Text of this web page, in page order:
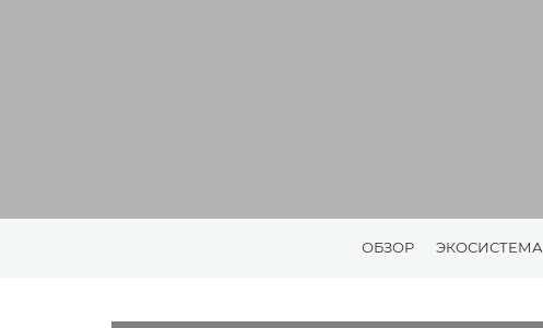
ОБЗОР ЭКОСИСТЕМА